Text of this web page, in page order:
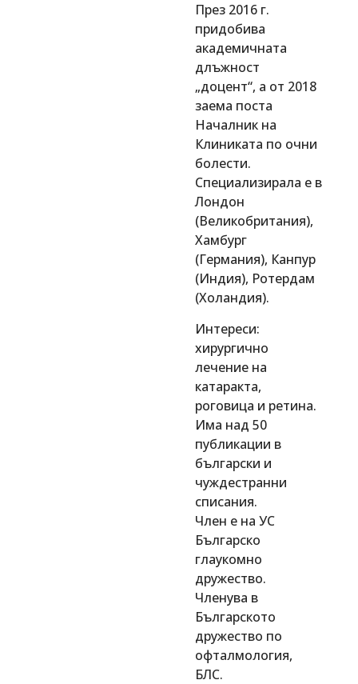
През 2016 г.
придобива
академичната
длъжност
„доцент“, а от 2018
заема поста
Началник на
Клиниката по очни
болести.
Специализирала е в
Лондон
(Великобритания),
Хaмбург
(Германия), Канпур
(Индия), Ротердам
(Холандия).
Интереси:
хирургично
лечение на
катаракта,
роговица и ретина.
Има над 50
публикации в
български и
чуждестранни
списания.
Член е на УС
Българско
глаукомно
дружество.
Членува в
Българското
дружество по
офталмология,
БЛС.